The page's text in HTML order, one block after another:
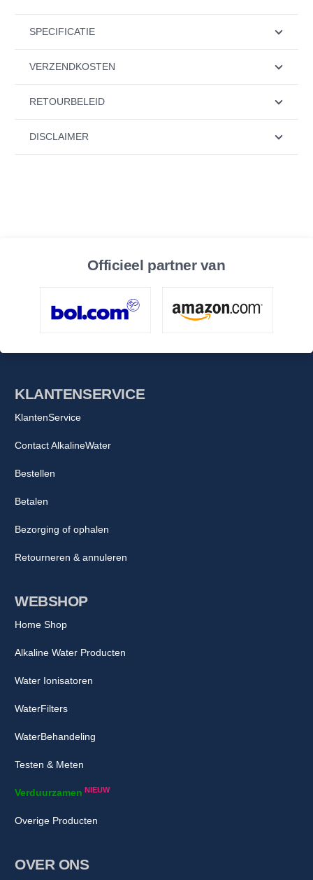
SPECIFICATIE
VERZENDKOSTEN
RETOURBELEID
DISCLAIMER
Officieel partner van
WEBSHOP
Home Shop
Alkaline Water Producten
Water Ionisatoren
WaterFilters
WaterBehandeling
Testen & Meten
Verduurzamen NIEUW
Overige Producten
OVER ONS
KLANTENSERVICE
KlantenService
Contact AlkalineWater
Bestellen
Betalen
Bezorging of ophalen
Retourneren & annuleren